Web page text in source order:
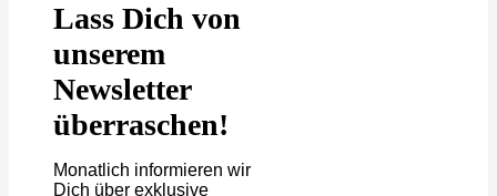
Lass Dich von
unserem
Newsletter
überraschen!
Monatlich informieren wir
Dich über exklusive